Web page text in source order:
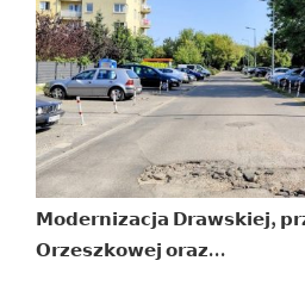
𝗠𝗼𝗱𝗲𝗿𝗻𝗶𝘇𝗮𝗰𝗷𝗮 𝗗𝗿𝗮𝘄𝘀𝗸𝗶𝗲𝗷,
𝗢𝗿𝘇𝗲𝘀𝘇𝗸𝗼𝘄𝗲𝗷 𝗼𝗿𝗮𝘇…